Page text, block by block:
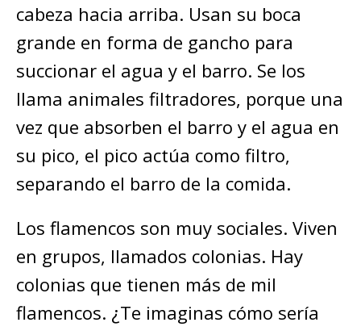
cabeza hacia arriba. Usan su boca
grande en forma de gancho para
succionar el agua y el barro. Se los
llama animales filtradores, porque una
vez que absorben el barro y el agua en
su pico, el pico actúa como filtro,
separando el barro de la comida.
Los flamencos son muy sociales. Viven
en grupos, llamados colonias. Hay
colonias que tienen más de mil
flamencos. ¿Te imaginas cómo sería